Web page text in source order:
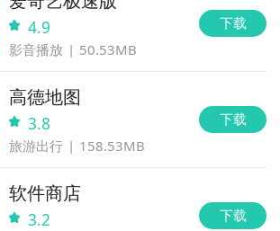
4.9
影音播放 50.53MB
下载
高德地图
3.8
旅游出行 158.53MB
下载
软件商店
3.2 下载